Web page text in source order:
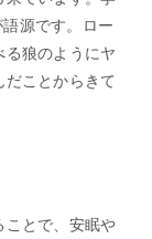
源です。ロー
狼のようにヤ
ことからきて
ことで、安眠や